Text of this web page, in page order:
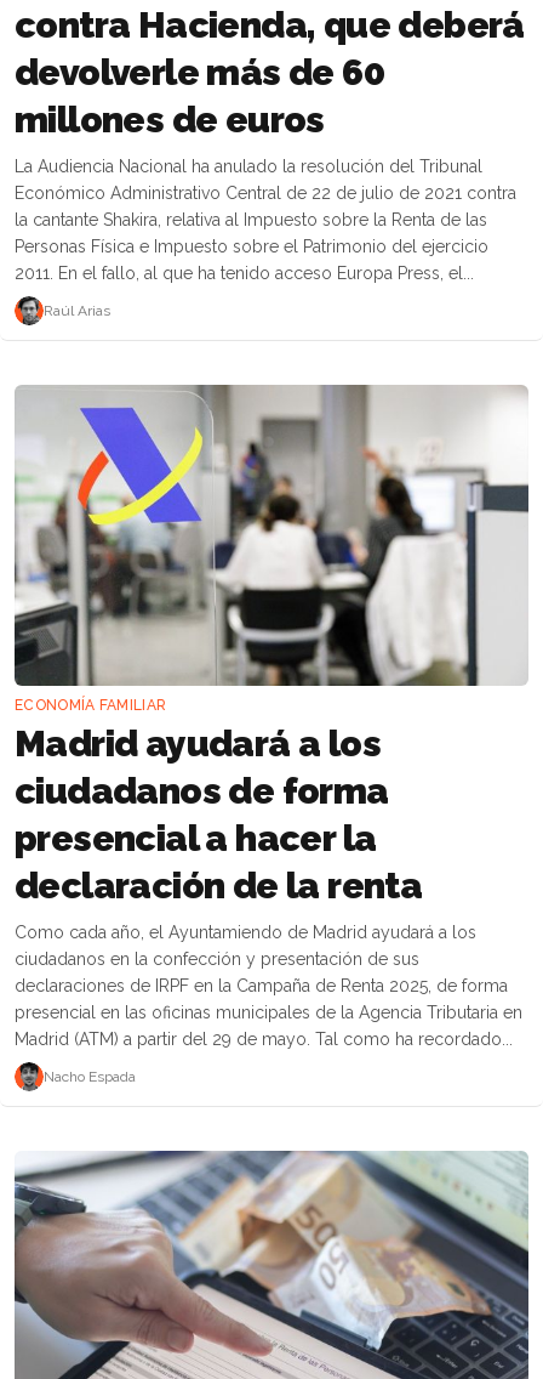
contra Hacienda, que deberá
devolverle más de 60
millones de euros
La Audiencia Nacional ha anulado la resolución del Tribunal
Económico Administrativo Central de 22 de julio de 2021 contra
la cantante Shakira, relativa al Impuesto sobre la Renta de las
Personas Física e Impuesto sobre el Patrimonio del ejercicio
2011. En el fallo, al que ha tenido acceso Europa Press, el...
Raúl Arias
ECONOMÍA FAMILIAR
Madrid ayudará a los
ciudadanos de forma
presencial a hacer la
declaración de la renta
Como cada año, el Ayuntamiendo de Madrid ayudará a los
ciudadanos en la confección y presentación de sus
declaraciones de IRPF en la Campaña de Renta 2025, de forma
presencial en las oficinas municipales de la Agencia Tributaria en
Madrid (ATM) a partir del 29 de mayo. Tal como ha recordado...
Nacho Espada